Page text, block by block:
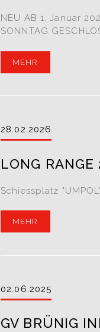
NEU AB 1. Januar
SONNTAG
MEHR
28.02.2026
LONG RANGE
Schiessplatz
MEHR
02.06.2025
GV BRÜNIG